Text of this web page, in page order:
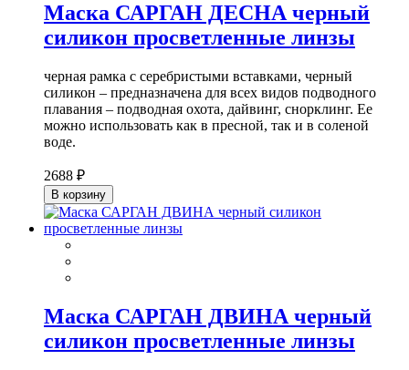
Маска САРГАН ДЕСНА черный
силикон просветленные линзы
черная рамка с серебристыми вставками, черный
силикон – предназначена для всех видов подводного
плавания – подводная охота, дайвинг, снорклинг. Ее
можно использовать как в пресной, так и в соленой
воде.
2688 ₽
В корзину
Маска САРГАН ДВИНА черный
силикон просветленные линзы